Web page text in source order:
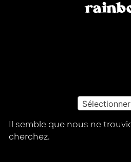
Il semble que nous ne
cherchez.